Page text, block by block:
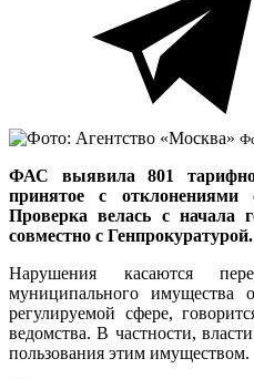
ФАС выявила 801
принятое с отклонениями
Проверка велась с начала
совместно с Генпрокуратурой.
Нарушения касаются
муниципального имущества
регулируемой сфере,
ведомства. В частности,
пользования этим имуществом.